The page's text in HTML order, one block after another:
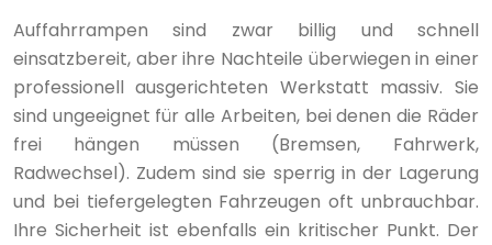
Auffahrrampen sind zwar billig und schnell
einsatzbereit, aber ihre Nachteile überwiegen in einer
professionell ausgerichteten Werkstatt massiv. Sie
sind ungeeignet für alle Arbeiten, bei denen die Räder
frei hängen müssen (Bremsen, Fahrwerk,
Radwechsel). Zudem sind sie sperrig in der Lagerung
und bei tiefergelegten Fahrzeugen oft unbrauchbar.
Ihre Sicherheit ist ebenfalls ein kritischer Punkt. Der